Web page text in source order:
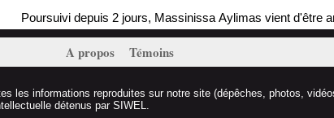
depuis 2 jours, Massinissa Aylimas vient d'être
A propos Témoins
les informations reproduites sur notre site (dépêches, photos,
détenus par SIWEL.